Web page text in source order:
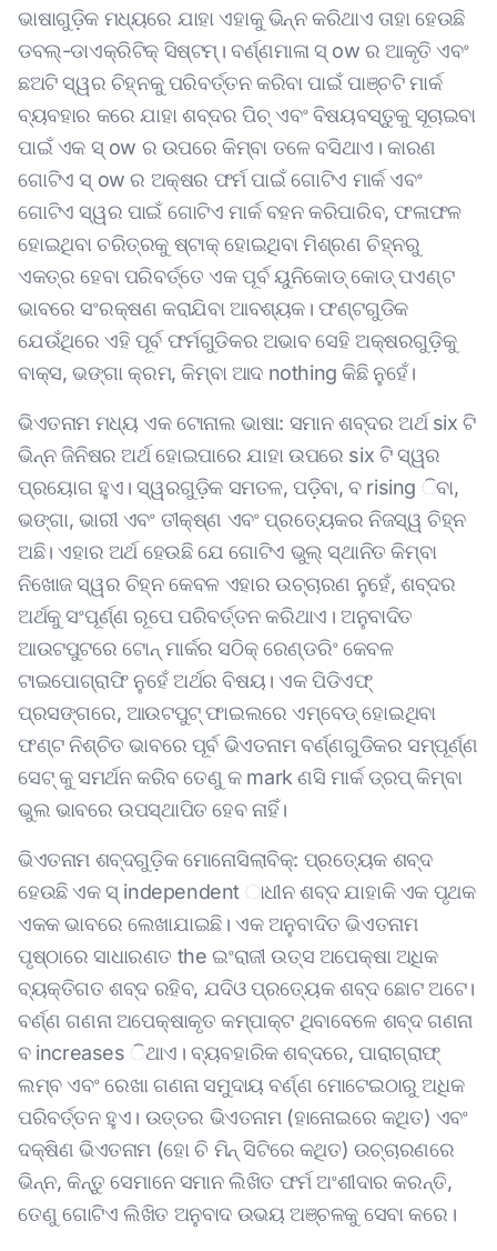
ଭାଷାଗୁଡ଼ିକ ମଧ୍ୟରେ ଯାହା ଏହାକୁ ଭିନ୍ନ କରିଥାଏ ତାହା ହେଉଛି
ଡବଲ୍-ଡାଏକ୍ରିଟିକ୍ ସିଷ୍ଟମ୍। ବର୍ଣ୍ଣମାଳା ସ୍ ow ର ଆକୃତି ଏବଂ
ଛଅଟି ସ୍ୱର ଚିହ୍ନକୁ ପରିବର୍ତ୍ତନ କରିବା ପାଇଁ ପାଞ୍ଚଟି ମାର୍କ
ବ୍ୟବହାର କରେ ଯାହା ଶବ୍ଦର ପିଚ୍ ଏବଂ ବିଷୟବସ୍ତୁକୁ ସୂଚାଇବା
ପାଇଁ ଏକ ସ୍ ow ର ଉପରେ କିମ୍ବା ତଳେ ବସିଥାଏ। କାରଣ
ଗୋଟିଏ ସ୍ ow ର ଅକ୍ଷର ଫର୍ମ ପାଇଁ ଗୋଟିଏ ମାର୍କ ଏବଂ
ଗୋଟିଏ ସ୍ୱର ପାଇଁ ଗୋଟିଏ ମାର୍କ ବହନ କରିପାରିବ, ଫଳାଫଳ
ହୋଇଥିବା ଚରିତ୍ରକୁ ଷ୍ଟାକ୍ ହୋଇଥିବା ମିଶ୍ରଣ ଚିହ୍ନରୁ
ଏକତ୍ର ହେବା ପରିବର୍ତ୍ତେ ଏକ ପୂର୍ବ ୟୁନିକୋଡ୍ କୋଡ୍ ପଏଣ୍ଟ
ଭାବରେ ସଂରକ୍ଷଣ କରାଯିବା ଆବଶ୍ୟକ। ଫଣ୍ଟଗୁଡିକ
ଯେଉଁଥିରେ ଏହି ପୂର୍ବ ଫର୍ମଗୁଡିକର ଅଭାବ ସେହି ଅକ୍ଷରଗୁଡ଼ିକୁ
ବାକ୍ସ, ଭଙ୍ଗା କ୍ରମ, କିମ୍ବା ଆଦ nothing କିଛି ନୁହେଁ।
ଭିଏତନାମ ମଧ୍ୟ ଏକ ଟୋନାଲ ଭାଷା: ସମାନ ଶବ୍ଦର ଅର୍ଥ six ଟି
ଭିନ୍ନ ଜିନିଷର ଅର୍ଥ ହୋଇପାରେ ଯାହା ଉପରେ six ଟି ସ୍ୱର
ପ୍ରୟୋଗ ହୁଏ। ସ୍ୱରଗୁଡ଼ିକ ସମତଳ, ପଡ଼ିବା, ବ rising ିବା,
ଭଙ୍ଗା, ଭାରୀ ଏବଂ ତୀକ୍ଷ୍ଣ ଏବଂ ପ୍ରତ୍ୟେକର ନିଜସ୍ୱ ଚିହ୍ନ
ଅଛି। ଏହାର ଅର୍ଥ ହେଉଛି ଯେ ଗୋଟିଏ ଭୁଲ୍ ସ୍ଥାନିତ କିମ୍ବା
ନିଖୋଜ ସ୍ୱର ଚିହ୍ନ କେବଳ ଏହାର ଉଚ୍ଚାରଣ ନୁହେଁ, ଶବ୍ଦର
ଅର୍ଥକୁ ସଂପୂର୍ଣ୍ଣ ରୂପେ ପରିବର୍ତ୍ତନ କରିଥାଏ। ଅନୁବାଦିତ
ଆଉଟପୁଟରେ ଟୋନ୍ ମାର୍କର ସଠିକ୍ ରେଣ୍ଡରିଂ କେବଳ
ଟାଇପୋଗ୍ରାଫି ନୁହେଁ ଅର୍ଥର ବିଷୟ। ଏକ ପିଡିଏଫ୍
ପ୍ରସଙ୍ଗରେ, ଆଉଟପୁଟ୍ ଫାଇଲରେ ଏମ୍ବେଡ୍ ହୋଇଥିବା
ଫଣ୍ଟ ନିଶ୍ଚିତ ଭାବରେ ପୂର୍ବ ଭିଏତନାମ ବର୍ଣ୍ଣଗୁଡିକର ସମ୍ପୂର୍ଣ୍ଣ
ସେଟ୍ କୁ ସମର୍ଥନ କରିବ ତେଣୁ କ mark ଣସି ମାର୍କ ଡ୍ରପ୍ କିମ୍ବା
ଭୁଲ ଭାବରେ ଉପସ୍ଥାପିତ ହେବ ନାହିଁ।
ଭିଏତନାମ ଶବ୍ଦଗୁଡ଼ିକ ମୋନୋସିଲାବିକ୍: ପ୍ରତ୍ୟେକ ଶବ୍ଦ
ହେଉଛି ଏକ ସ୍ independent ାଧୀନ ଶବ୍ଦ ଯାହାକି ଏକ ପୃଥକ
ଏକକ ଭାବରେ ଲେଖାଯାଇଛି। ଏକ ଅନୁବାଦିତ ଭିଏତନାମ
ପୃଷ୍ଠାରେ ସାଧାରଣତ the ଇଂରାଜୀ ଉତ୍ସ ଅପେକ୍ଷା ଅଧିକ
ବ୍ୟକ୍ତିଗତ ଶବ୍ଦ ରହିବ, ଯଦିଓ ପ୍ରତ୍ୟେକ ଶବ୍ଦ ଛୋଟ ଅଟେ।
ବର୍ଣ୍ଣ ଗଣନା ଅପେକ୍ଷାକୃତ କମ୍ପାକ୍ଟ ଥିବାବେଳେ ଶବ୍ଦ ଗଣନା
ବ increases ିଥାଏ। ବ୍ୟବହାରିକ ଶବ୍ଦରେ, ପାରାଗ୍ରାଫ୍
ଲମ୍ବ ଏବଂ ରେଖା ଗଣନା ସମୁଦାୟ ବର୍ଣ୍ଣ ମୋଟେଇଠାରୁ ଅଧିକ
ପରିବର୍ତ୍ତନ ହୁଏ। ଉତ୍ତର ଭିଏତନାମ (ହାନୋଇରେ କଥିତ) ଏବଂ
ଦକ୍ଷିଣ ଭିଏତନାମ (ହୋ ଚି ମିନ୍ ସିଟିରେ କଥିତ) ଉଚ୍ଚାରଣରେ
ଭିନ୍ନ, କିନ୍ତୁ ସେମାନେ ସମାନ ଲିଖିତ ଫର୍ମ ଅଂଶୀଦାର କରନ୍ତି,
ତେଣୁ ଗୋଟିଏ ଲିଖିତ ଅନୁବାଦ ଉଭୟ ଅଞ୍ଚଳକୁ ସେବା କରେ।